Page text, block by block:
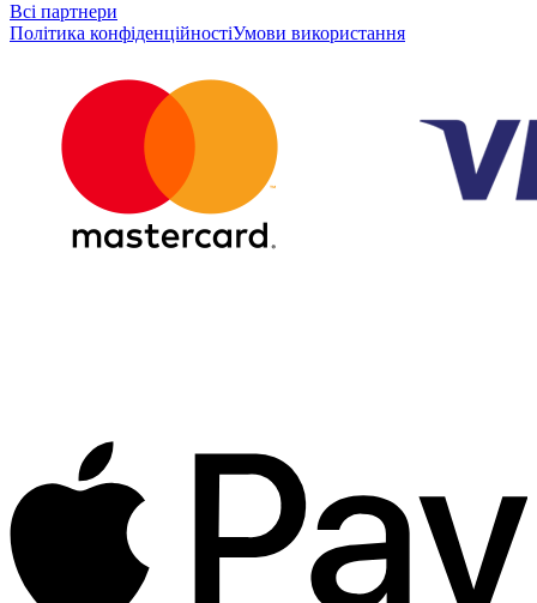
Всі партнери
Політика конфіденційностіУмови використання